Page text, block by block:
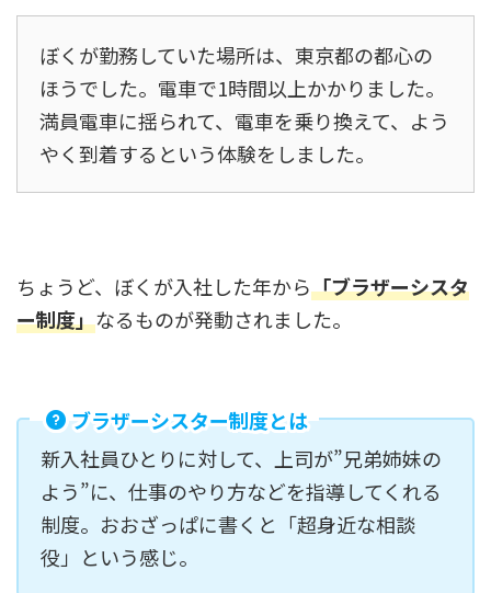
ぼくが勤務していた場所は、東京都の都心の
ほうでした。電車で1時間以上かかりました。
満員電車に揺られて、電車を乗り換えて、よう
やく到着するという体験をしました。
ちょうど、ぼくが入社した年から「ブラザーシスタ
ー制度」なるものが発動されました。
ブラザーシスター制度とは
新入社員ひとりに対して、上司が”兄弟姉妹の
よう”に、仕事のやり方などを指導してくれる
制度。おおざっぱに書くと「超身近な相談
役」という感じ。